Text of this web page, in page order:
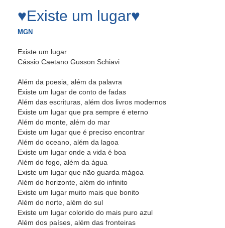
♥Existe um lugar♥
MGN
Existe um lugar
Cássio Caetano Gusson Schiavi
Além da poesia, além da palavra
Existe um lugar de conto de fadas
Além das escrituras, além dos livros modernos
Existe um lugar que pra sempre é eterno
Além do monte, além do mar
Existe um lugar que é preciso encontrar
Além do oceano, além da lagoa
Existe um lugar onde a vida é boa
Além do fogo, além da água
Existe um lugar que não guarda mágoa
Além do horizonte, além do infinito
Existe um lugar muito mais que bonito
Além do norte, além do sul
Existe um lugar colorido do mais puro azul
Além dos países, além das fronteiras